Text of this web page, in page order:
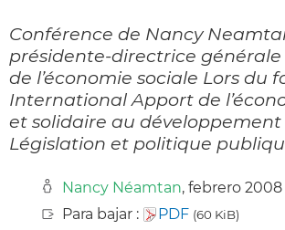
Conférence de Nancy
présidente-directrice
de l’économie sociale Lors du
International Apport de
et solidaire au développement
Législation et politique
Nancy Néamtan, febrero 2008
Para bajar :
PDF (60 KiB)